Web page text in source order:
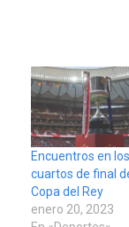
Encuentros en los
cuartos de final
Copa del Rey
enero 20, 2023